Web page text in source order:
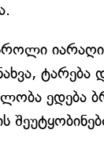
ტარება